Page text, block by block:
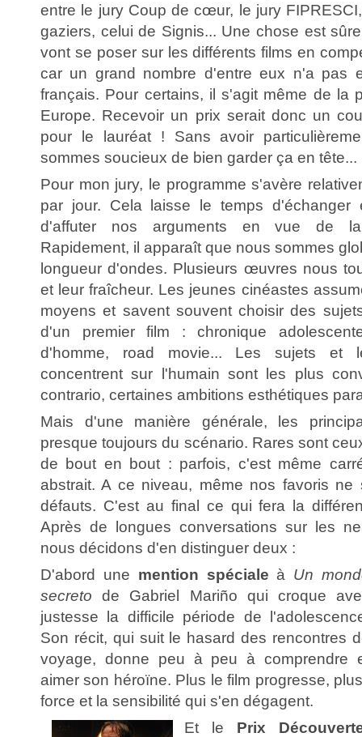
entre le jury Coup de cœur, le jury
gaziers, celui de Signis... Une chose est
vont se poser sur les différents films en
car un grand nombre d'entre eux n'a pas
français. Pour certains, il s'agit même de la
Europe. Recevoir un prix serait donc un
pour le lauréat ! Sans avoir
sommes soucieux de bien garder ça en tête...
Pour mon jury, le programme s'avère
par jour. Cela laisse le temps d'échanger
d'affuter nos arguments en vue de la
Rapidement, il apparaît que nous sommes
longueur d'ondes. Plusieurs œuvres nous
et leur fraîcheur. Les jeunes cinéastes
moyens et savent souvent choisir des
d'un premier film : chronique
d'homme, road movie... Les sujets et
concentrent sur l'humain sont les plus
contrario, certaines ambitions esthétiques
Mais d'une manière générale, les
presque toujours du scénario. Rares sont
de bout en bout : parfois, c'est même
abstrait. A ce niveau, même nos favoris
défauts. C'est au final ce qui fera la
Après de longues conversations sur les
nous décidons d'en distinguer deux :
D'abord une mention spéciale à Un
secretode Gabriel Mariño qui croque
justesse la difficile période de
Son récit, qui suit le hasard des rencontres
voyage, donne peu à peu à comprendre
aimer son héroïne. Plus le film progresse,
force et la sensibilité qui s'en dégagent.
Et le Prix